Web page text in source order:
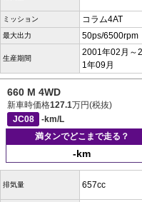
ミッション コラム4AT
最大出力 50ps/6500rpm
生産期間
2001年02月～
1年09月
660 M 4WD
新車時価格127.1万円(税抜)
JC08
-km/L
満タンでどこまで走る？
-km
排気量 657cc